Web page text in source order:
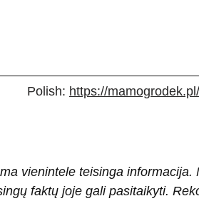
Polish: https://mamogrodek.pl/
vienintele teisinga
faktų joje gali pasitaikyti.